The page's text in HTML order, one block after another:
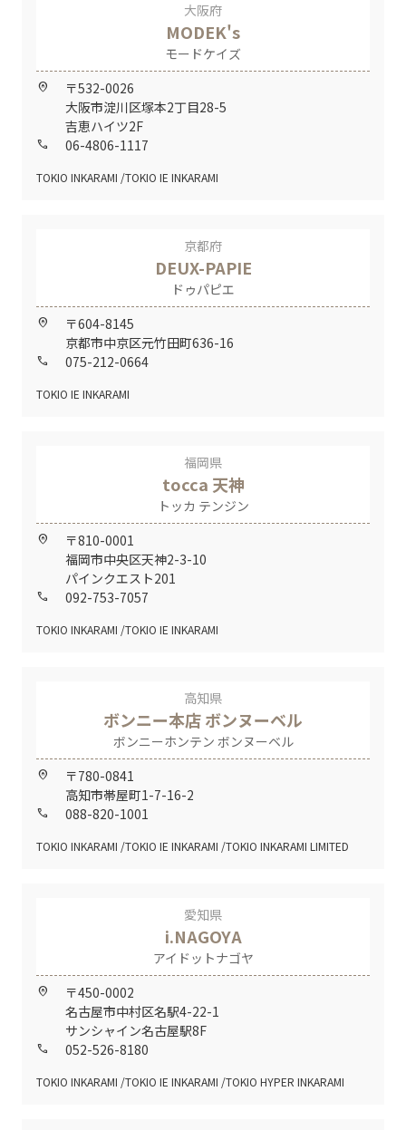
大阪府
MODEK's
モードケイズ
home_pin
〒532-0026
大阪市淀川区塚本2丁目28-5
吉恵ハイツ2F
call 06-4806-1117
TOKIO INKARAMI TOKIO IE INKARAMI
京都府
DEUX-PAPIE
ドゥパピエ
home_pin
〒604-8145
京都市中京区元竹田町636-16
call 075-212-0664
TOKIO IE INKARAMI
福岡県
tocca 天神
トッカ テンジン
home_pin
〒810-0001
福岡市中央区天神2-3-10
パインクエスト201
call 092-753-7057
TOKIO INKARAMI TOKIO IE INKARAMI
高知県
ボンニー本店 ボンヌーベル
ボンニーホンテン ボンヌーベル
home_pin
〒780-0841
高知市帯屋町1-7-16-2
call 088-820-1001
TOKIO INKARAMI TOKIO IE INKARAMI TOKIO INKARAMI LIMITED
愛知県
i.NAGOYA
アイドットナゴヤ
home_pin
〒450-0002
名古屋市中村区名駅4-22-1
サンシャイン名古屋駅8F
call 052-526-8180
TOKIO INKARAMI TOKIO IE INKARAMI TOKIO HYPER INKARAMI